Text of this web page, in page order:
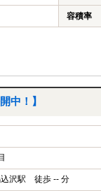
容積率
中！】
沢駅 徒歩 -- 分